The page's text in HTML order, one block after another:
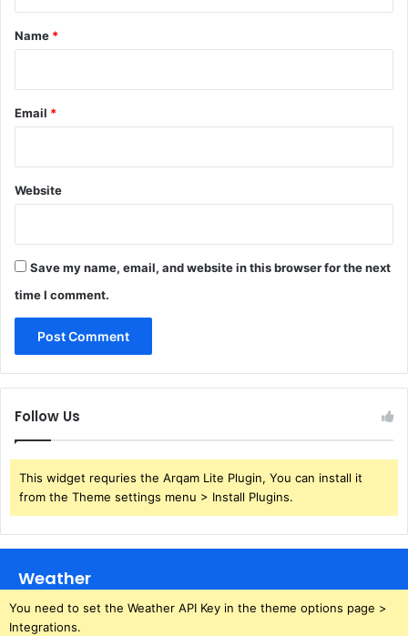
*
Name *
Email *
Website
Save my name, email, and website in this browser for the next
time I comment.
Follow Us
This widget requries the Arqam Lite Plugin, You can install it
from the Theme settings menu > Install Plugins.
Weather
You need to set the Weather API Key in the theme options page >
Integrations.